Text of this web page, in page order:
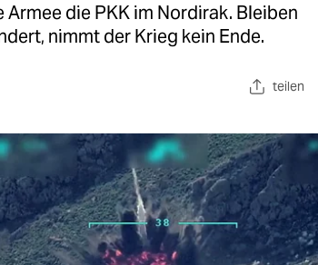
die PKK im Nordirak. Bleiben
nimmt der Krieg kein Ende.
teilen